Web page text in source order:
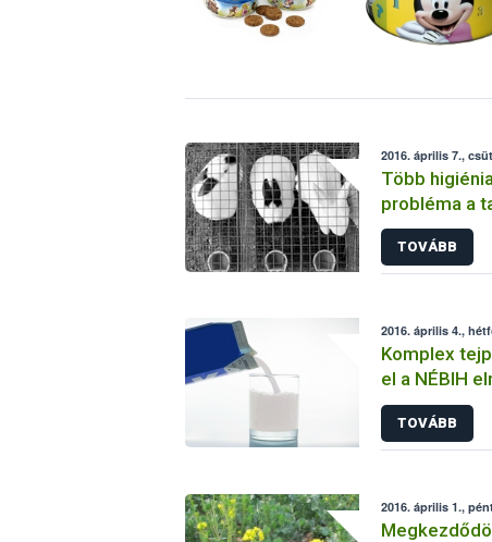
2016. április 7.,
Több
probléma a
TOVÁBB
2016. április 4.,
Komplex
el a NÉBIH
TOVÁBB
2016. április 1.,